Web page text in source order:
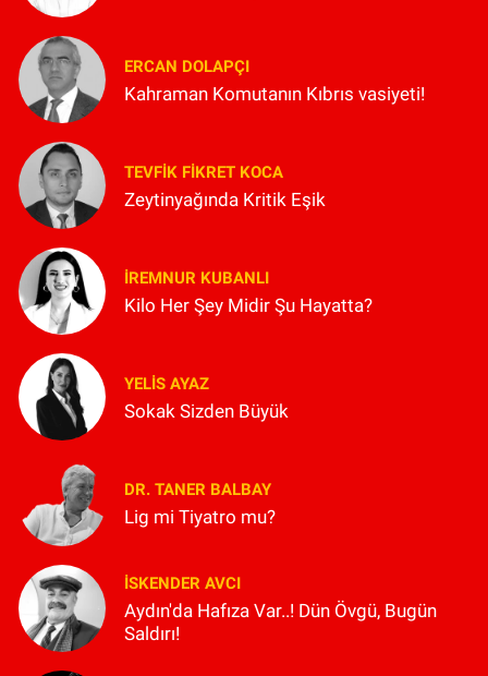
ERCAN DOLAPÇI
Kahraman Komutanın Kıbrıs vasiyeti!
TEVFIK FIKRET KOCA
Zeytinyağında Kritik Eşik
İREMNUR KUBANLI
Kilo Her Şey Midir Şu Hayatta?
YELIS AYAZ
Sokak Sizden Büyük
DR. TANER BALBAY
Lig mi Tiyatro mu?
İSKENDER AVCI
Aydın'da Hafıza Var..! Dün Övgü, Bugün
Saldırı!